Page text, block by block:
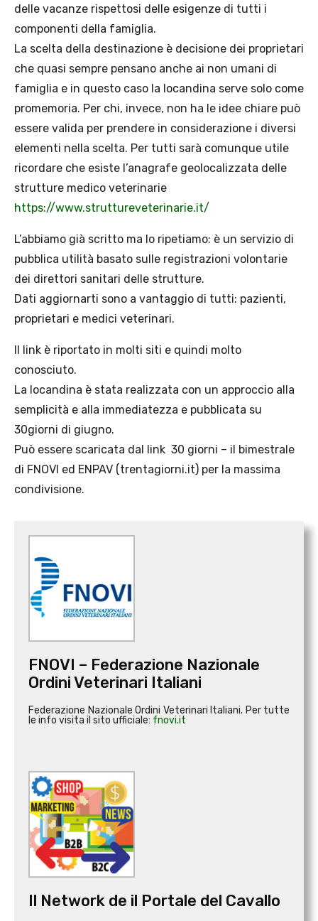
delle vacanze rispettosi delle esigenze di tutti i
componenti della famiglia.
La scelta della destinazione è decisione dei proprietari
che quasi sempre pensano anche ai non umani di
famiglia e in questo caso la locandina serve solo come
promemoria. Per chi, invece, non ha le idee chiare può
essere valida per prendere in considerazione i diversi
elementi nella scelta. Per tutti sarà comunque utile
ricordare che esiste l’anagrafe geolocalizzata delle
strutture medico veterinarie
https://www.struttureveterinarie.it/
L’abbiamo già scritto ma lo ripetiamo: è un servizio di
pubblica utilità basato sulle registrazioni volontarie
dei direttori sanitari delle strutture.
Dati aggiornarti sono a vantaggio di tutti: pazienti,
proprietari e medici veterinari.
Il link è riportato in molti siti e quindi molto
conosciuto.
La locandina è stata realizzata con un approccio alla
semplicità e alla immediatezza e pubblicata su
30giorni di giugno.
Può essere scaricata dal link 30 giorni – il bimestrale
di FNOVI ed ENPAV (trentagiorni.it) per la massima
condivisione.
FNOVI – Federazione Nazionale
Ordini Veterinari Italiani
Federazione Nazionale Ordini Veterinari Italiani. Per tutte
le info visita il sito ufficiale: fnovi.it
Il Network de il Portale del Cavallo